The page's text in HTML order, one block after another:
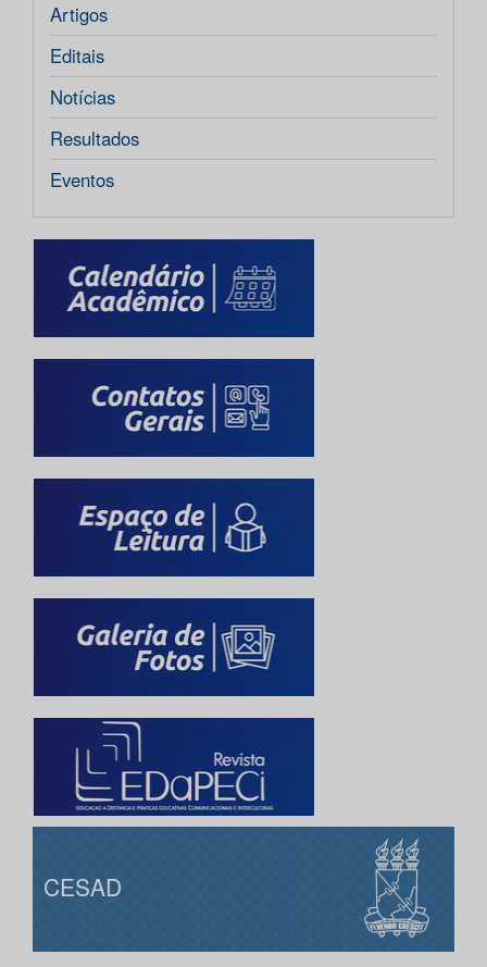
Artigos
Editais
Notícias
Resultados
Eventos
CESAD